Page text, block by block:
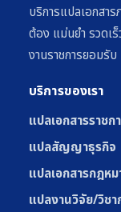
บริการแปลเอกสา
ต้อง แม่นยำ รวดเ
งานราชการยอมรับ
บริการของเรา
แปลเอกสารราชก
แปลสัญญาธุรกิจ
แปลเอกสารกฎห
แปลงานวิจัย/วิชา